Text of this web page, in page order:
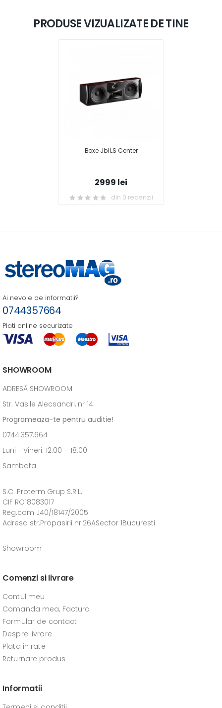
PRODUSE VIZUALIZATE DE TINE
Boxe Jbl LS Center
2999 lei
din 0 recenzii
Ai nevoie de informatii?
0744357664
Plati online securizate
SHOWROOM
ADRESĂ SHOWROOM
Str. Vasile Alecsandri, nr 14
Programeaza-te pentru auditie!
0744.357.664
Luni - Vineri: 12:00 – 18.00
Sambata
S.C. Proterm Grup S.R.L.
CIF RO18083017
Reg.com J40/18147/2005
Adresa str.Propasirii nr.26ASector 1Bucuresti
Showroom
Comenzi si livrare
Contul meu
Comanda mea, Factura
Formular de contact
Despre livrare
Plata in rate
Returnare produs
Informatii